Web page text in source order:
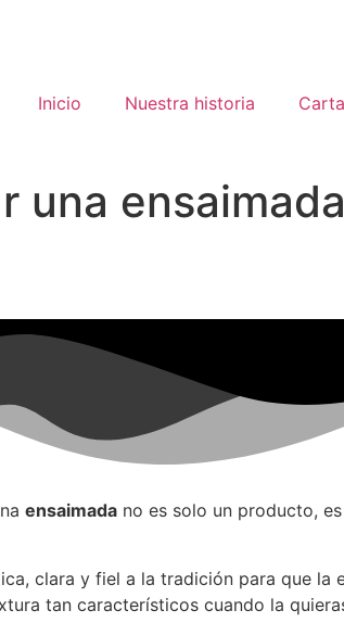
Inicio Nuestra historia Carta
una
ensaimada no es solo un producto,
clara y fiel a la tradición para que la
tan característicos cuando la